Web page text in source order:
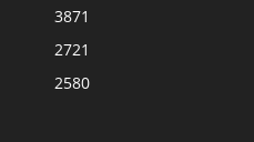
3871
2721
2580